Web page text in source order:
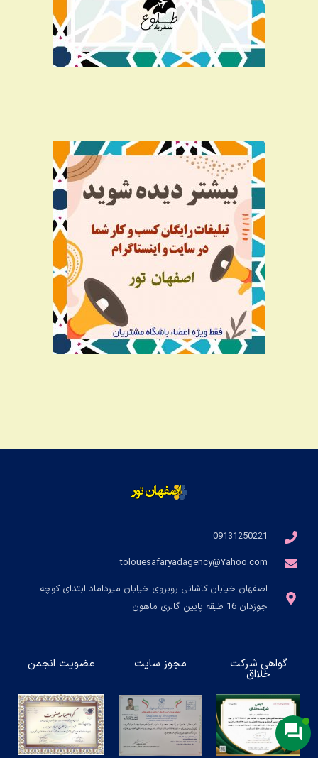
09131250221
tolouesafaryadagency@Yahoo.com
اصفهان خیابان کاشانی روبروی خیابان میرداماد ابتدای کوچه
جوزدان 16 طبقه پایین گالری ماهون
گواهی شرکت
خلااق
مجوز سایت عضویت انجمن